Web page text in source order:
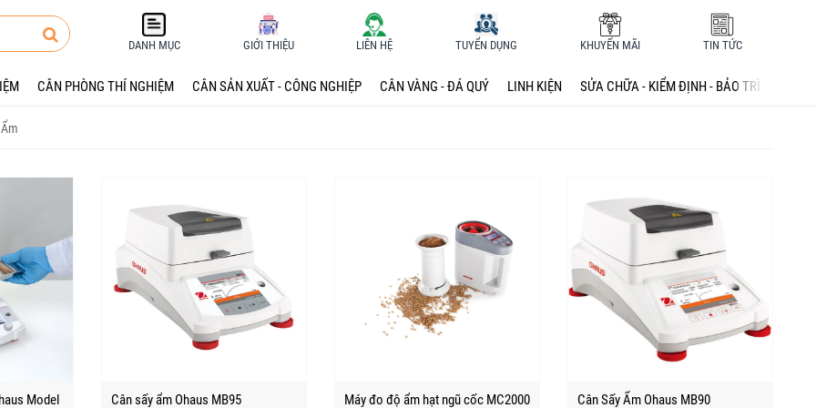
DANH MỤC GIỚI THIỆU LIÊN HỆ TUYỂN DỤNG KHUYẾN MÃI TIN TỨC
CÂN PHÒNG THÍ NGHIỆM CÂN SẢN XUẤT - CÔNG NGHIỆP CÂN VÀNG - ĐÁ QUÝ LINH KIỆN SỬA CHỮA - KIỂM ĐỊNH - BẢO TRÌ
TRÌ
Model
Cân sấy ẩm Ohaus MB95
Máy đo độ ẩm hạt ngũ cốc MC2000
Cân Sấy Ẩm Ohaus MB90